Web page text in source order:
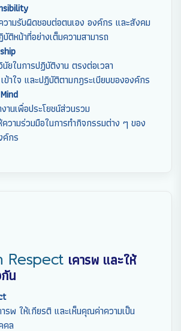
วามรับผิดชอบต่อตนเอง องค์กร และสังคม
ติหน้าที่อย่างเต็มความสามารถ
นัยในการปฏิบัติงาน ตรงต่อเวลา
ข้าใจ และปฏิบัติตามกฎระเบียบขององค์กร
านเพื่อประโยชน์ส่วนรวม
ความร่วมมือในการทำกิจกรรมต่าง ๆ ของ
ค์กร
Respect เคารพ และให้
น
ารพ ให้เกียรติ และเห็นคุณค่าความเป็น
คล